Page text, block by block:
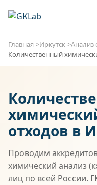
Главная Иркутск
Анализ
Количественный
отходов в
Проводим
химический анализ
лиц по всей России.